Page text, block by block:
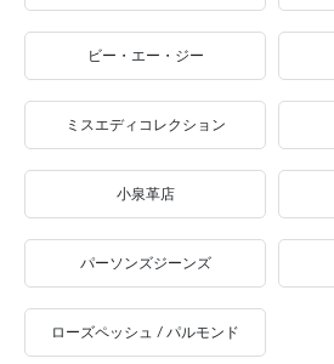
ビー・エー・ジー
ミスエディコレクション
小泉革店
パーソンズジーンズ
ローズペッシュ / パルモンド